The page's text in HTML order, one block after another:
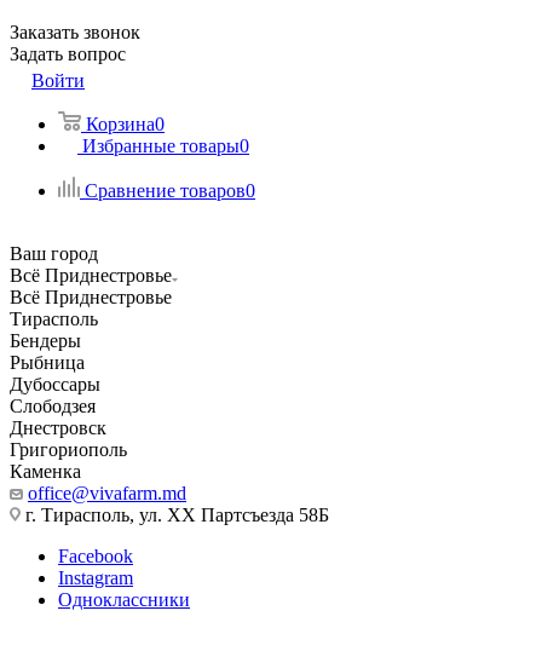
Заказать звонок
Задать вопрос
Войти
Корзина0
Избранные товары0
Сравнение товаров0
Ваш город
Всё Приднестровье
Всё Приднестровье
Тирасполь
Бендеры
Рыбница
Дубоссары
Слободзея
Днестровск
Григориополь
Каменка
office@vivafarm.md
г. Тирасполь, ул. ХХ Партсъезда 58Б
Facebook
Instagram
Одноклассники